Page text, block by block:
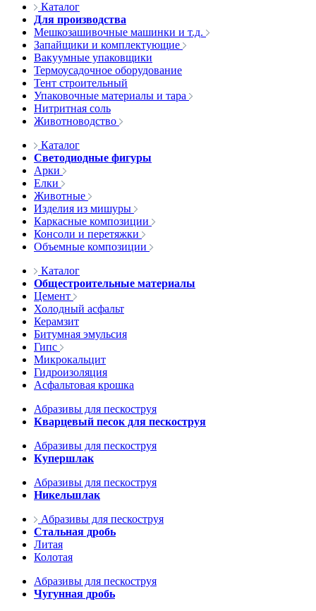
Каталог
Для производства
Мешкозашивочные машинки и т.д.
Запайщики и комплектующие
Вакуумные упаковщики
Термоусадочное оборудование
Тент строительный
Упаковочные материалы и тара
Нитритная соль
Животноводство
Каталог
Светодиодные фигуры
Арки
Елки
Животные
Изделия из мишуры
Каркасные композиции
Консоли и перетяжки
Объемные композиции
Каталог
Общестроительные материалы
Цемент
Холодный асфальт
Керамзит
Битумная эмульсия
Гипс
Микрокальцит
Гидроизоляция
Асфальтовая крошка
Абразивы для пескоструя
Кварцевый песок для пескоструя
Абразивы для пескоструя
Купершлак
Абразивы для пескоструя
Никельшлак
Абразивы для пескоструя
Стальная дробь
Литая
Колотая
Абразивы для пескоструя
Чугунная дробь